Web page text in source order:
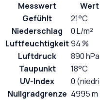
Messwert
Wert
Gefühlt
21°C
Niederschlag
0 L/m²
Luftfeuchtigkeit94 %
Luftdruck
890 hPa
Taupunkt
18°C
UV-Index
0
Nullgradgrenze 4995 m